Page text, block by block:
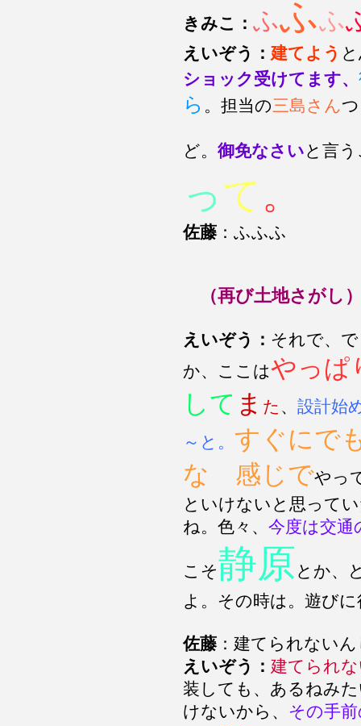
きみこ： ふふふ
えいぞう： 建てよう
ショック受けてます、
ら 。担当の三島さん
ど。 御免なさいと言
って 。
佐藤 ：ふふふ
（再び土地さがし
えいぞう： それで、
か、ここはやっぱ
して ま た 、 設計始
～と。 すぐにで
な 感じでやっ
といけないと思って
ね。色々、 今度は交通
こそ静原 とか、
よ。その時は。遊び
佐藤 ：建てられない
えいぞう： 建てられ
装しても、あるねみ
けないから、 その手